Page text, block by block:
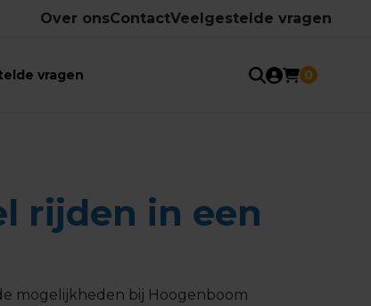
Over onsContactVeelgestelde vragen
0
vragen
rijden in een
mogelijkheden bij Hoogenboom